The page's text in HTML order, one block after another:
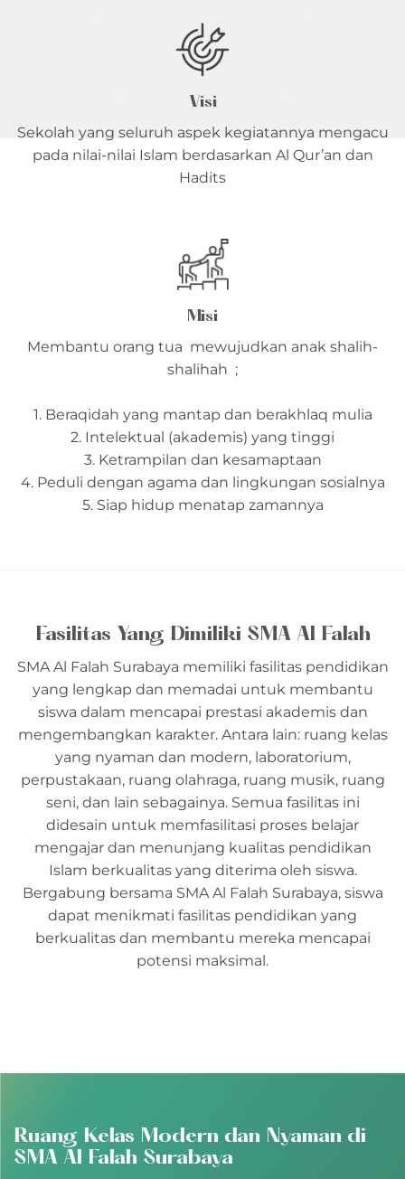
Visi
Sekolah yang seluruh aspek kegiatannya mengacu
pada nilai-nilai Islam berdasarkan Al Qur’an dan
Hadits
Misi
Membantu orang tua mewujudkan anak shalih-
shalihah ;
1. Beraqidah yang mantap dan berakhlaq mulia
2. Intelektual (akademis) yang tinggi
3. Ketrampilan dan kesamaptaan
4. Peduli dengan agama dan lingkungan sosialnya
5. Siap hidup menatap zamannya
Fasilitas Yang Dimiliki SMA Al Falah
SMA Al Falah Surabaya memiliki fasilitas pendidikan
yang lengkap dan memadai untuk membantu
siswa dalam mencapai prestasi akademis dan
mengembangkan karakter. Antara lain: ruang kelas
yang nyaman dan modern, laboratorium,
perpustakaan, ruang olahraga, ruang musik, ruang
seni, dan lain sebagainya. Semua fasilitas ini
didesain untuk memfasilitasi proses belajar
mengajar dan menunjang kualitas pendidikan
Islam berkualitas yang diterima oleh siswa.
Bergabung bersama SMA Al Falah Surabaya, siswa
dapat menikmati fasilitas pendidikan yang
berkualitas dan membantu mereka mencapai
potensi maksimal.
Ruang Kelas Modern dan Nyaman di
SMA Al Falah Surabaya